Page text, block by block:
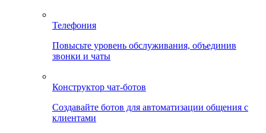
Телефония
Повысьте уровень обслуживания, объединив
звонки и чаты
Конструктор чат-ботов
Создавайте ботов для автоматизации общения с
клиентами